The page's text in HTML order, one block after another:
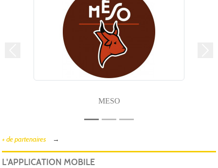
MESO
+ de partenaires
L'APPLICATION MOBILE